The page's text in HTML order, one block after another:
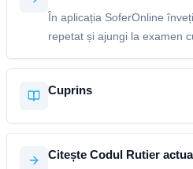
În aplicația SoferOnline
repetat și ajungi la examen
Cuprins
Citește Codul Rutier